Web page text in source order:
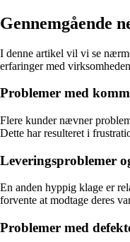
Gennemgående
I denne artikel vil vi se
erfaringer med
Problemer med
Flere kunder nævner
Dette har resulteret i
Leveringsproblemer
En anden hyppig klage er
forvente at modtage deres
Problemer med